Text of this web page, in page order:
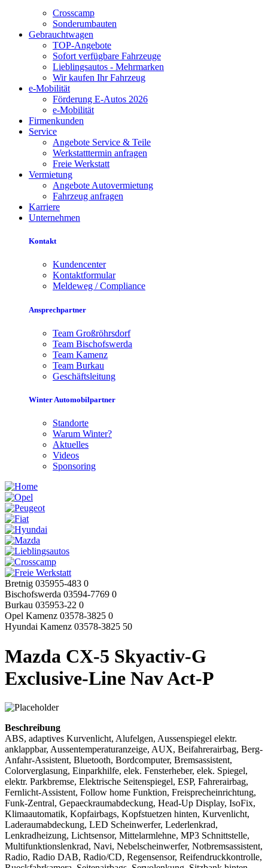
Crosscamp
Sonderumbauten
Gebrauchtwagen
TOP-Angebote
Sofort verfügbare Fahrzeuge
Lieblingsautos - Mehrmarken
Wir kaufen Ihr Fahrzeug
e-Mobilität
Förderung E-Autos 2026
e-Mobilität
Firmenkunden
Service
Angebote Service & Teile
Werkstatttermin anfragen
Freie Werkstatt
Vermietung
Angebote Autovermietung
Fahrzeug anfragen
Karriere
Unternehmen
Kontakt
Kundencenter
Kontaktformular
Meldeweg / Compliance
Ansprechpartner
Team Großröhrsdorf
Team Bischofswerda
Team Kamenz
Team Burkau
Geschäftsleitung
Winter Automobilpartner
Standorte
Warum Winter?
Aktuelles
Videos
Sponsoring
Bretnig 035955-483 0
Bischofswerda 03594-7769 0
Burkau 035953-22 0
Opel Kamenz 03578-3825 0
Hyundai Kamenz 03578-3825 50
Mazda CX-5 Skyactiv-G
Exclusive-Line Nav Act-P
Beschreibung
ABS, adaptives Kurvenlicht, Alufelgen, Aussenspiegel elektr.
anklappbar, Aussentemperaturanzeige, AUX, Beifahrerairbag, Berg-
Anfahr-Assistent, Bluetooth, Bordcomputer, Bremsassistent,
Colorverglasung, Einparkhilfe, elek. Fensterheber, elek. Spiegel,
elektr. Parkbremse, Elektrische Seitenspiegel, ESP, Fahrerairbag,
Fernlicht-Assistent, Follow home Funktion, Freisprecheinrichtung,
Funk-Zentral, Gepaeckraumabdeckung, Head-Up Display, IsoFix,
Klimaautomatik, Kopfairbags, Kopfstuetzen hinten, Kurvenlicht,
Laderaumabdeckung, LED Scheinwerfer, Lederlenkrad,
Lenkradheizung, Lichtsensor, Mittelarmlehne, MP3 Schnittstelle,
Multifunktionslenkrad, Navi, Nebelscheinwerfer, Notbremsassistent,
Radio, Radio DAB, Radio/CD, Regensensor, Reifendruckkontrolle,